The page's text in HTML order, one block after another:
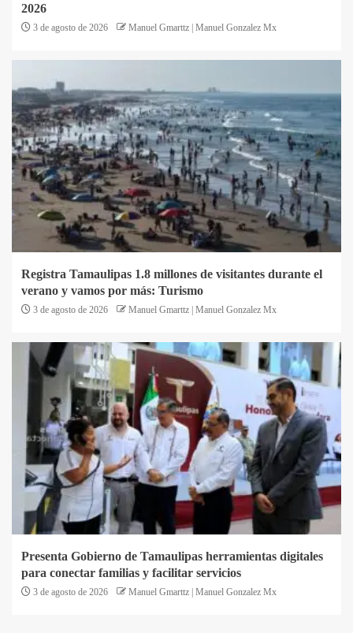
2026
3 de agosto de 2026 Manuel Gmarttz | Manuel Gonzalez Mx
Registra Tamaulipas 1.8 millones de visitantes durante el
verano y vamos por más: Turismo
3 de agosto de 2026 Manuel Gmarttz | Manuel Gonzalez Mx
Presenta Gobierno de Tamaulipas herramientas digitales
para conectar familias y facilitar servicios
3 de agosto de 2026 Manuel Gmarttz | Manuel Gonzalez Mx